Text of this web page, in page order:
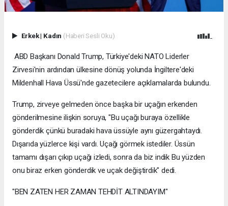
Erkek| Kadın (Haberi Sesli Oku)
ABD Başkanı Donald Trump, Türkiye'deki NATO Liderler
Zirvesi'nin ardından ülkesine dönüş yolunda İngiltere'deki
Mildenhall Hava Üssü'nde gazetecilere açıklamalarda bulundu.
Trump, zirveye gelmeden önce başka bir uçağın erkenden
gönderilmesine ilişkin soruya, "Bu uçağı buraya özellikle
gönderdik çünkü buradaki hava üssüyle aynı güzergahtaydı.
Dışarıda yüzlerce kişi vardı. Uçağı görmek istediler. Üssün
tamamı dışarı çıkıp uçağı izledi, sonra da biz indik Bu yüzden
onu biraz erken gönderdik ve uçak değiştirdik" dedi.
"BEN ZATEN HER ZAMAN TEHDİT ALTINDAYIM"